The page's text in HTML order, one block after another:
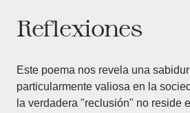
Reflexiones
Este poema nos revela una
particularmente valiosa en la
la verdadera "reclusión" no reside